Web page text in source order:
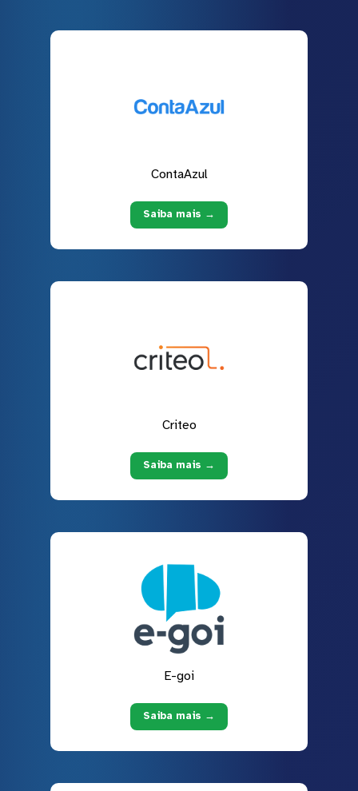
ContaAzul
Saiba mais →
Criteo
Saiba mais →
E-goi
Saiba mais →